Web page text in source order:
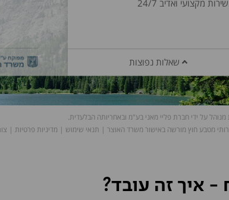
איך זה עובד?